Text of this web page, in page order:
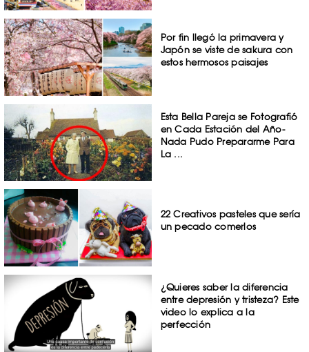
Por fin llegó la primavera y
Japón se viste de sakura con
estos hermosos paisajes
Esta Bella Pareja se Fotografió
en Cada Estación del Año-
Nada Pudo Prepararme Para
La ...
22 Creativos pasteles que sería
un pecado comerlos
¿Quieres saber la diferencia
entre depresión y tristeza? Este
video lo explica a la
perfección